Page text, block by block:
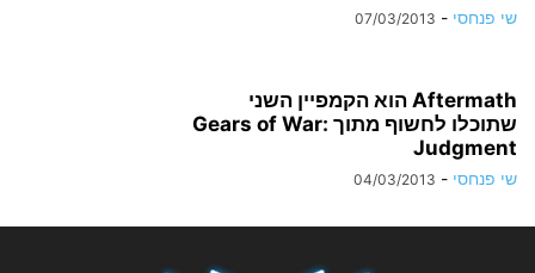
שי פנחסי -
07/03/2013
Aftermath הוא הקמפיין השני
שתוכלו לחשוף מתוך Gears of War:
Judgment
שי פנחסי -
04/03/2013